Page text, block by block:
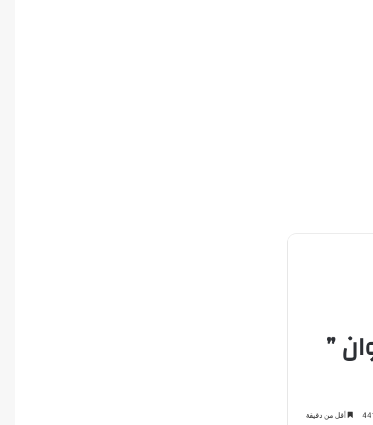
”
أقل من دقيقة